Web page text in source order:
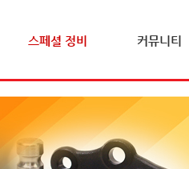
스페셜 정비 커뮤니티